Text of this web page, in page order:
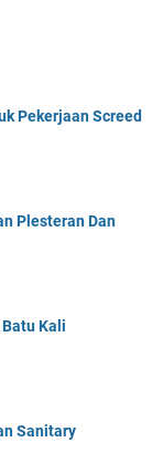
Pekerjaan Screed
Plesteran Dan
Kali
Sanitary